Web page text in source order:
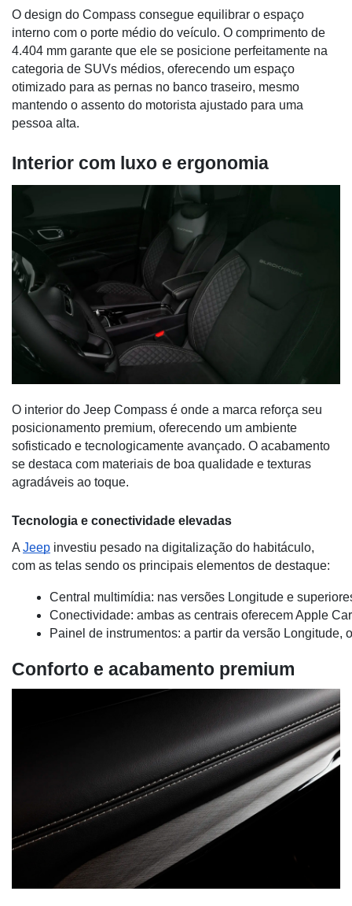
O design do Compass consegue equilibrar o espaço
interno com o porte médio do veículo. O comprimento de
4.404 mm garante que ele se posicione perfeitamente na
categoria de SUVs médios, oferecendo um espaço
otimizado para as pernas no banco traseiro, mesmo
mantendo o assento do motorista ajustado para uma
pessoa alta.
Interior com luxo e ergonomia
O interior do Jeep Compass é onde a marca reforça seu
posicionamento premium, oferecendo um ambiente
sofisticado e tecnologicamente avançado. O acabamento
se destaca com materiais de boa qualidade e texturas
agradáveis ao toque.
Tecnologia e conectividade elevadas
A Jeep investiu pesado na digitalização do habitáculo,
com as telas sendo os principais elementos de destaque:
Central multimídia: nas versões Longitude e
Conectividade: ambas as centrais oferecem Apple
Painel de instrumentos: a partir da versão
Conforto e acabamento premium